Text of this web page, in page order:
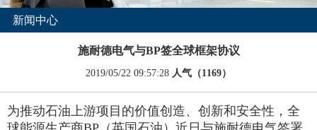
新闻中心
施耐德电气与BP签全球框架协议
2019/05/22 09:57:28 人气（1169）
为推动石油上游项目的价值创造、创新和安全性，全